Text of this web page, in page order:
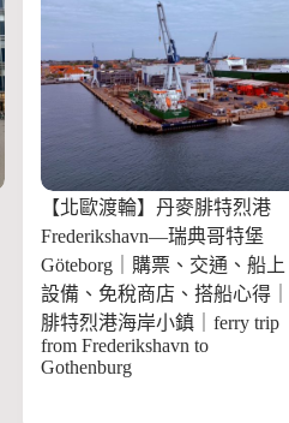
【北歐渡輪】丹麥腓特烈港
Frederikshavn—瑞典哥特堡
Göteborg｜購票、交通、船上
設備、免稅商店、搭船心得｜
腓特烈港海岸小鎮｜ferry trip
from Frederikshavn to
Gothenburg